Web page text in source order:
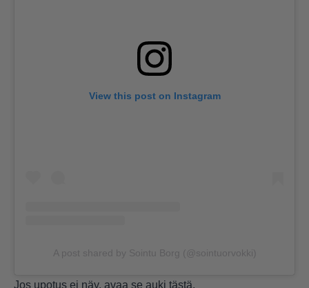
View this post on Instagram
A post shared by Sointu Borg (@sointuorvokki)
Jos upotus ei näy, avaa se auki tästä.